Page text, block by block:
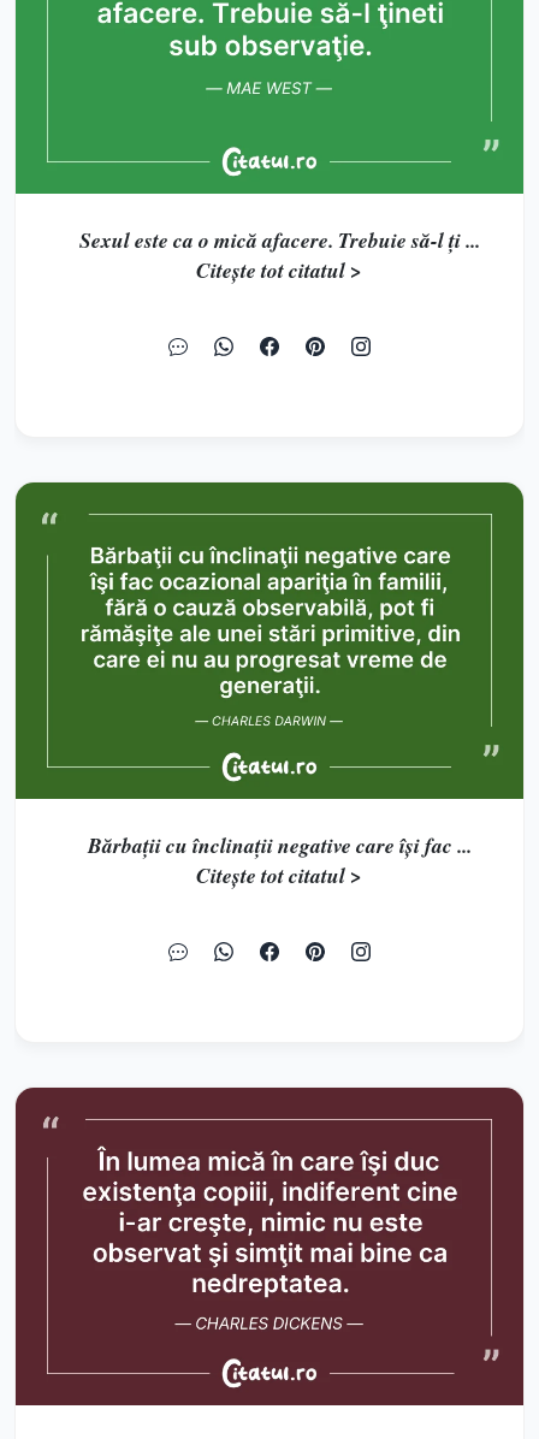
Sexul este ca o mică afacere. Trebuie să-l ţi ...
Citește tot citatul >
Bărbaţii cu înclinaţii negative care îşi fac ...
Citește tot citatul >